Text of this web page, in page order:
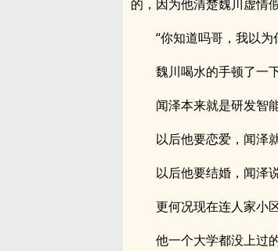
的，因为他清楚魏川虚情
“你知道吗哥，我以
魏川喝水的手顿了一
闻泽本来就是研发智
以后他要恋爱，闻泽
以后他要结婚，闻泽
更何况现在连人家小
他一个大学都没上过